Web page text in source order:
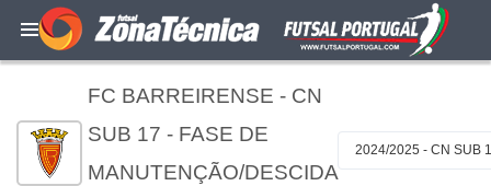
FC BARREIRENSE - CN
SUB 17 - FASE DE
MANUTENÇÃO/DESCIDA
2024/2025 - CN SUB